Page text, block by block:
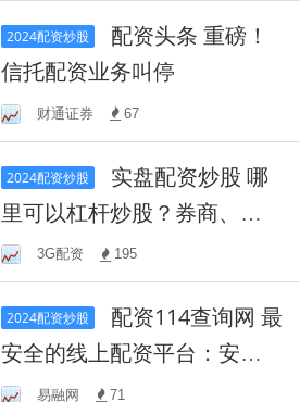
2024配资炒股
信托配资业务叫停
财通证券 67
2024配资炒股
里可以杠杆炒股？券商、平
台对比与选择指南
3G配资 195
2024配资炒股
安全的线上配资平台：安心
之选，稳健投资
易融网 71